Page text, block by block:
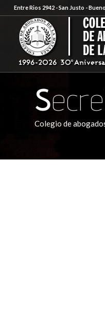
Entre Rios 2942 - San Justo -
S
Colegio de